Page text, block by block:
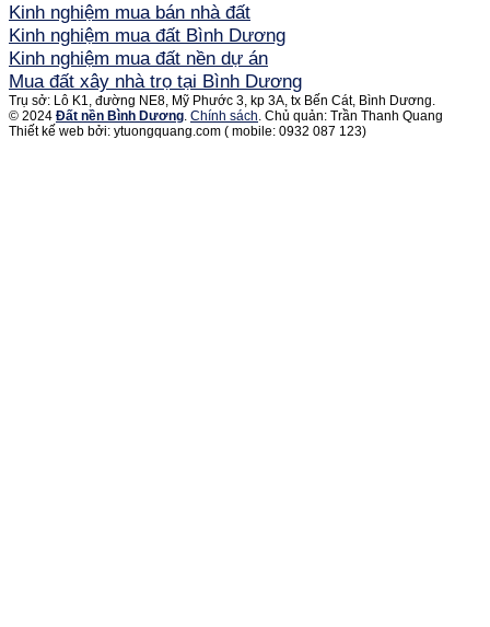
Kinh nghiệm mua bán nhà đất
Kinh nghiệm mua đất Bình Dương
Kinh nghiệm mua đất nền dự án
Mua đất xây nhà trọ tại Bình Dương
Trụ sở: Lô K1, đường NE8, Mỹ Phước 3, kp 3A, tx Bến Cát, Bình Dương.
© 2024 Đất nền Bình Dương. Chính sách. Chủ quản: Trần Thanh Quang
Thiết kế web bởi: ytuongquang.com ( mobile: 0932 087 123)